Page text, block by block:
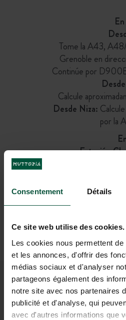
Consentement Détails
Ce site web utilise des cookies.
Les cookies nous permettent
et les annonces, d'offrir des
médias sociaux et d'analyser
partageons également des
notre site avec nos partenaires
publicité et d'analyse, qui
avec d'autres informations que
Tome la A43,
Grenoble en
Continúe por
Calcule
Desde Niza:
por la
Estación
Salida en la parada
ÚNETE A